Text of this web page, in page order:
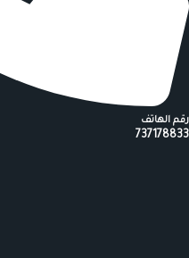
رقم الهاتف
737178833